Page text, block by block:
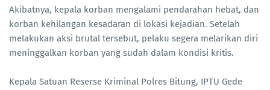
Akibatnya, kepala korban mengalami pendarahan hebat, dan
korban kehilangan kesadaran di lokasi kejadian. Setelah
melakukan aksi brutal tersebut, pelaku segera melarikan diri
meninggalkan korban yang sudah dalam kondisi kritis.
Kepala Satuan Reserse Kriminal Polres Bitung, IPTU Gede